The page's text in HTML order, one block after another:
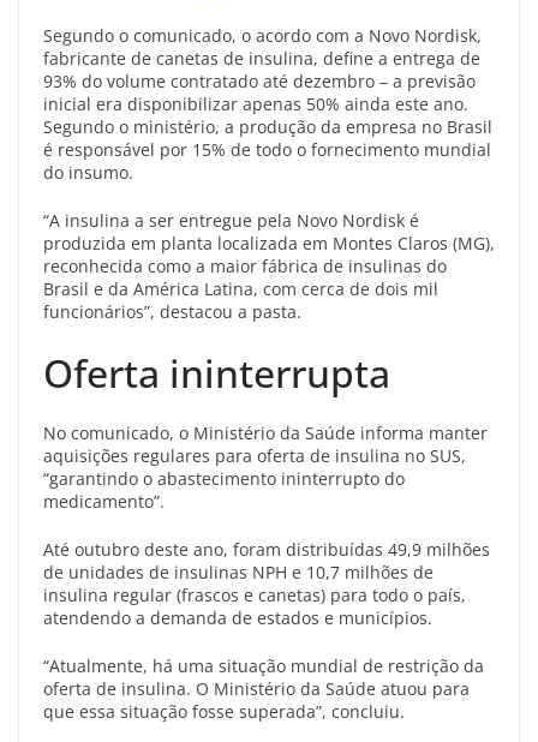
Segundo o comunicado, o acordo com a Novo Nordisk,
fabricante de canetas de insulina, define a entrega de
93% do volume contratado até dezembro – a previsão
inicial era disponibilizar apenas 50% ainda este ano.
Segundo o ministério, a produção da empresa no Brasil
é responsável por 15% de todo o fornecimento mundial
do insumo.
“A insulina a ser entregue pela Novo Nordisk é
produzida em planta localizada em Montes Claros (MG),
reconhecida como a maior fábrica de insulinas do
Brasil e da América Latina, com cerca de dois mil
funcionários”, destacou a pasta.
Oferta ininterrupta
No comunicado, o Ministério da Saúde informa manter
aquisições regulares para oferta de insulina no SUS,
“garantindo o abastecimento ininterrupto do
medicamento”.
Até outubro deste ano, foram distribuídas 49,9 milhões
de unidades de insulinas NPH e 10,7 milhões de
insulina regular (frascos e canetas) para todo o país,
atendendo a demanda de estados e municípios.
“Atualmente, há uma situação mundial de restrição da
oferta de insulina. O Ministério da Saúde atuou para
que essa situação fosse superada”, concluiu.